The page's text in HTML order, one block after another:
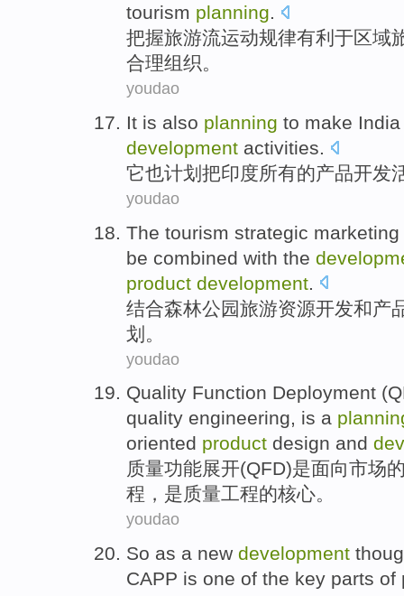
tourism planning.
把握旅游流运动规律有利于区域
合理组织。
youdao
It is also planning to make India
development activities.
它也计划 把印度所有的产品开发
youdao
The tourism strategic marketing
be combined with the
product development
结合森林公园旅游资源开发和产
划 。
youdao
Quality Function Deployment (
quality engineering, is a
oriented product design and
质量功能展开(QFD)是面向市场
程 ，是质量工程的核心。
youdao
So as a new development
CAPP is one of the key parts of